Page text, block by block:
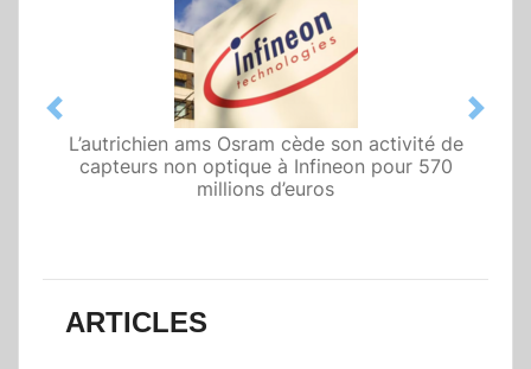
L’autrichien ams Osram cède son activité de
capteurs non optique à Infineon pour 570
millions d’euros
Qualcomm met en avant une architecture
fondée sur l’IA physique au service de robots
domestiques et humanoïdes
Previous Next
ARTICLES